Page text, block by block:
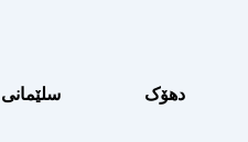
دهۆک سلێمانی